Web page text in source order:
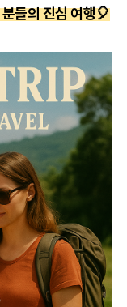
들의 진심 여행🎈